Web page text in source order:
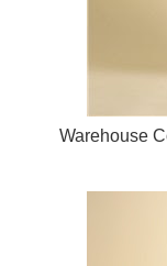
Warehouse